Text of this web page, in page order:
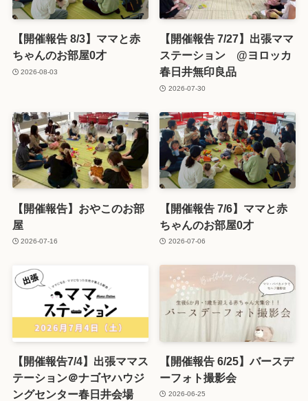
【開催報告 8/3】ママと赤
ちゃんのお部屋0才
2026-08-03
【開催報告 7/27】出張ママ
ステーション @ヨロッカ
春日井無印良品
2026-07-30
【開催報告】おやこのお部
屋
2026-07-16
【開催報告 7/6】ママと赤
ちゃんのお部屋0才
2026-07-06
【開催報告7/4】出張ママス
テーション＠ナゴヤハウジ
ングセンター春日井会場
【開催報告 6/25】バースデ
ーフォト撮影会
2026-06-25